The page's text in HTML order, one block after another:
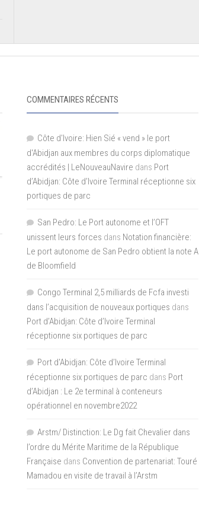
COMMENTAIRES RÉCENTS
Côte d'Ivoire: Hien Sié « vend » le port
d'Abidjan aux membres du corps diplomatique
accrédités | LeNouveauNavire dans Port
d’Abidjan: Côte d’Ivoire Terminal réceptionne six
portiques de parc
San Pedro: Le Port autonome et l’OFT
unissent leurs forces dans Notation financière:
Le port autonome de San Pedro obtient la note A
de Bloomfield
Congo Terminal 2,5 milliards de Fcfa investi
dans l’acquisition de nouveaux portiques dans
Port d’Abidjan: Côte d’Ivoire Terminal
réceptionne six portiques de parc
Port d'Abidjan: Côte d’Ivoire Terminal
réceptionne six portiques de parc dans Port
d’Abidjan : Le 2e terminal à conteneurs
opérationnel en novembre2022
Arstm/ Distinction: Le Dg fait Chevalier dans
l’ordre du Mérite Maritime de la République
Française dans Convention de partenariat: Touré
Mamadou en visite de travail à l’Arstm